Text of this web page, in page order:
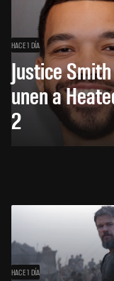
HACE 1 DÍA
Justice
unen a
2
HACE 1 DÍA